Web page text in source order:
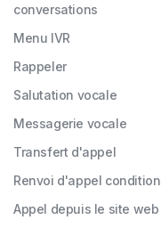
conversations
Menu IVR
Rappeler
Salutation vocale
Messagerie vocale
Transfert d'appel
Renvoi d'appel
Appel depuis le site web